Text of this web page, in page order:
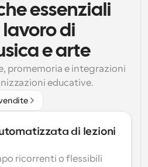
essenziali
lavoro di
e arte
promemoria e integrazioni
educative.
di lezioni
ricorrenti o flessibili